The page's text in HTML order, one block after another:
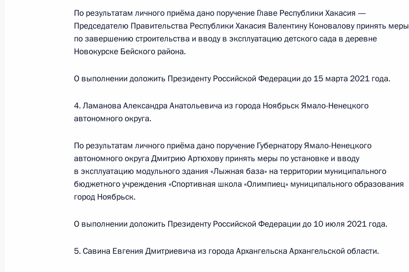
28 октября 2020 года, 18:58
27 октября 2020 года, вторник
27 октября 2020 года по поручению Президента Российской Федерации
Игорь Неверов провёл в Приёмной Президента Российской Федерации по приёму
граждан в Москве личный приём граждан в режиме видео-конференц-связи
27 октября 2020 года по поручению Президента Российской Федерации военный
комиссар города Москвы Виктор Щепилов провёл в Приёмной Президента
27 октября 2020 года, 21:32
По результатам личного приёма дано поручение Главе Республики Хакасия —
Председателю Правительства Республики Хакасия Валентину Коновалову принять меры
по завершению строительства и вводу в эксплуатацию детского сада в деревне
Новокурске Бейского района.
О выполнении доложить Президенту Российской Федерации до 15 марта 2021 года.
4. Ламанова Александра Анатольевича из города Ноябрьск Ямало-Ненецкого
автономного округа.
По результатам личного приёма дано поручение Губернатору Ямало-Ненецкого
автономного округа Дмитрию Артюхову принять меры по установке и вводу
в эксплуатацию модульного здания «Лыжная база» на территории муниципального
бюджетного учреждения «Спортивная школа «Олимпиец» муниципального образования
город Ноябрьск.
О выполнении доложить Президенту Российской Федерации до 10 июля 2021 года.
5. Савина Евгения Дмитриевича из города Архангельска Архангельской области.